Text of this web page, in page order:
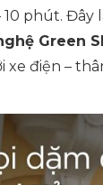
10 phút.
Green
xe điện –